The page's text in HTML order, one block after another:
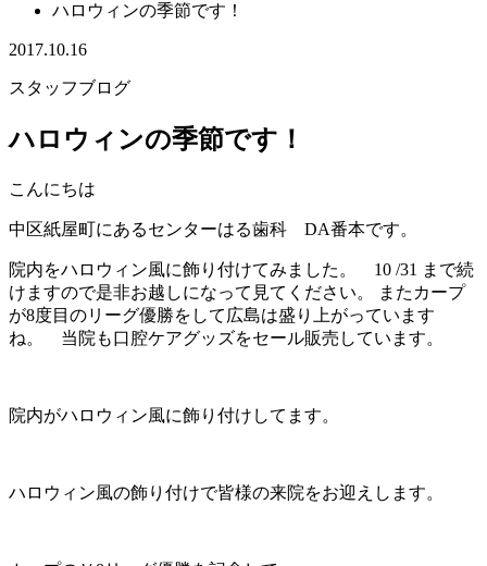
ハロウィンの季節です！
2017.10.16
スタッフブログ
ハロウィンの季節です！
こんにちは
中区紙屋町にあるセンターはる歯科 DA番本です。
院内をハロウィン風に飾り付けてみました。 10 /31 まで続
けますので是非お越しになって見てください。 またカープ
が8度目のリーグ優勝をして広島は盛り上がっています
ね。 当院も口腔ケアグッズをセール販売しています。
院内がハロウィン風に飾り付けしてます。
ハロウィン風の飾り付けで皆様の来院をお迎えします。